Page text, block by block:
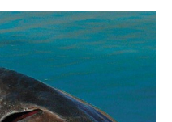
никто не пострадал,
он отпустил ребенка и
источник, знакомый с
принято постановление
из-за недостоверности
проведенной ранее.
будет находится в СИЗО.